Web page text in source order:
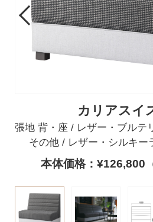
Previous
カリアスイ
張地 背・座 / レザー・ブルテ
その他 / レザー・シルキ
本体価格：¥126,800